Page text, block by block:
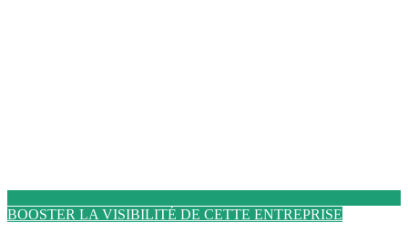
BOOSTER LA VISIBILITÉ DE CETTE ENTREPRISE